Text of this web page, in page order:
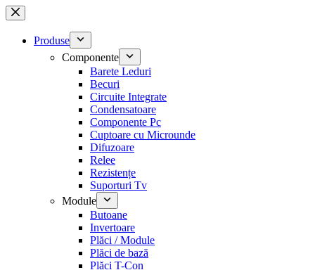
Sari
la
conținutProduse
Componente
Barete Leduri
Becuri
Circuite Integrate
Condensatoare
Componente Pc
Cuptoare cu Microunde
Difuzoare
Relee
Rezistențe
Suporturi Tv
Module
Butoane
Invertoare
Plăci / Module
Plăci de bază
Plăci T-Con